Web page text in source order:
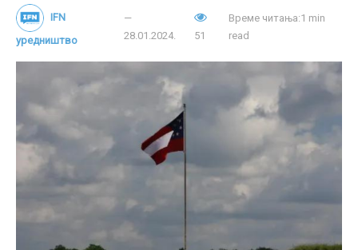
IFN
уредништво
28.01.2024. 51
Време читања:1 min
read